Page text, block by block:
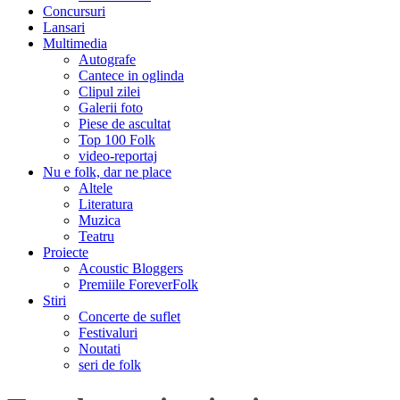
Concursuri
Lansari
Multimedia
Autografe
Cantece in oglinda
Clipul zilei
Galerii foto
Piese de ascultat
Top 100 Folk
video-reportaj
Nu e folk, dar ne place
Altele
Literatura
Muzica
Teatru
Proiecte
Acoustic Bloggers
Premiile ForeverFolk
Stiri
Concerte de suflet
Festivaluri
Noutati
seri de folk